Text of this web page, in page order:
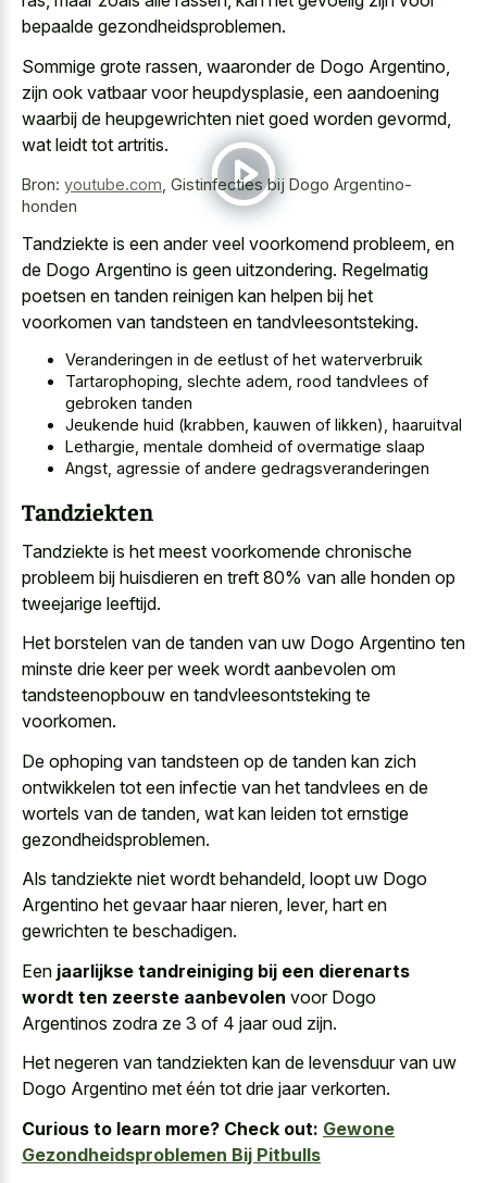
bepaalde gezondheidsproblemen.
Sommige grote rassen, waaronder de Dogo Argentino,
zijn ook vatbaar voor heupdysplasie, een aandoening
waarbij de heupgewrichten niet goed worden gevormd,
wat leidt tot artritis.
Bron: youtube.com Gistinfecties bij Dogo Argentino-
honden
Tandziekte is een ander veel voorkomend probleem, en
de Dogo Argentino is geen uitzondering. Regelmatig
poetsen en tanden reinigen kan helpen bij het
voorkomen van tandsteen en tandvleesontsteking.
Veranderingen in de eetlust of het waterverbruik
Tartarophoping, slechte adem, rood tandvlees of
gebroken tanden
Jeukende huid (krabben, kauwen of likken), haaruitval
Lethargie, mentale domheid of overmatige slaap
Angst, agressie of andere gedragsveranderingen
Tandziekten
Tandziekte is het meest voorkomende chronische
probleem bij huisdieren en treft 80% van alle honden op
tweejarige leeftijd.
Het borstelen van de tanden van uw Dogo Argentino ten
minste drie keer per week wordt aanbevolen om
tandsteenopbouw en tandvleesontsteking te
voorkomen.
De ophoping van tandsteen op de tanden kan zich
ontwikkelen tot een infectie van het tandvlees en de
wortels van de tanden, wat kan leiden tot ernstige
gezondheidsproblemen.
Als tandziekte niet wordt behandeld, loopt uw Dogo
Argentino het gevaar haar nieren, lever, hart en
gewrichten te beschadigen.
Een jaarlijkse tandreiniging bij een dierenarts
wordt ten zeerste aanbevolen voor Dogo
Argentinos zodra ze 3 of 4 jaar oud zijn.
Het negeren van tandziekten kan de levensduur van uw
Dogo Argentino met één tot drie jaar verkorten.
Curious to learn more? Check out: Gewone
Gezondheidsproblemen Bij Pitbulls